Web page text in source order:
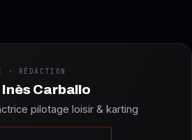
· RÉDACTION
Inès Carballo
pilotage loisir & karting